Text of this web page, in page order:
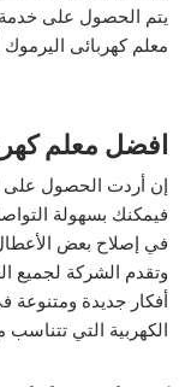
يتم الحصول على خدمة
معلم كهربائى
افضل معلم
إن أردت الحصول على
فيمكنك بسهولة
في إصلاح بعض
وتقدم الشركة لجميع
أفكار جديدة ومتنوعة
الكهربية التي